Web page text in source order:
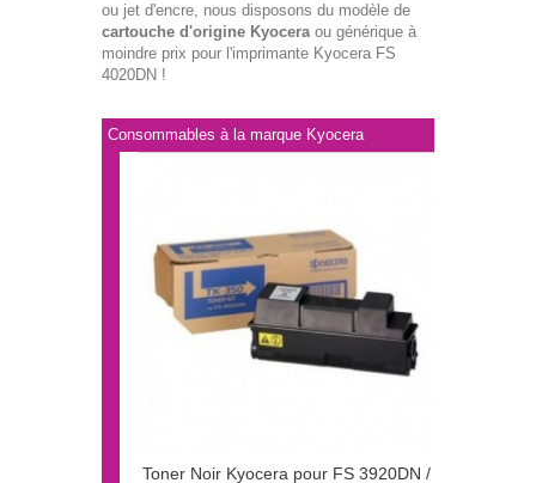
ou jet d'encre, nous disposons du modèle de
cartouche d'origine Kyoceraou générique à
moindre prix pour l'imprimante Kyocera FS
4020DN !
Consommables à la marque Kyocera
Toner Noir Kyocera pour FS 3920DN /